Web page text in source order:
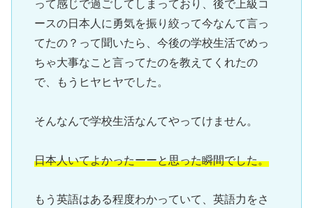
って感じで過ごしてしまっており、後で上級コ
ースの日本人に勇気を振り絞って今なんて言っ
てたの？って聞いたら、今後の学校生活でめっ
ちゃ大事なこと言ってたのを教えてくれたの
で、もうヒヤヒヤでした。
そんなんで学校生活なんてやってけません。
日本人いてよかったーーと思った瞬間でした。
もう英語はある程度わかっていて、英語力をさ